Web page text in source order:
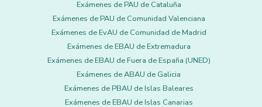
Exámenes de PAU de Cataluña
Exámenes de PAU de Comunidad Valenciana
Exámenes de EvAU de Comunidad de Madrid
Exámenes de EBAU de Extremadura
Exámenes de EBAU de Fuera de España (UNED)
Exámenes de ABAU de Galicia
Exámenes de PBAU de Islas Baleares
Exámenes de EBAU de Islas Canarias